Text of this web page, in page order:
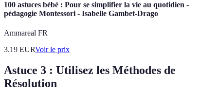
100 astuces bébé : Pour se simplifier la vie au quotidien -
pédagogie Montessori - Isabelle Gambet-Drago
Ammareal FR
3.19 EURVoir le prix
Astuce 3 : Utilisez les Méthodes de
Résolution